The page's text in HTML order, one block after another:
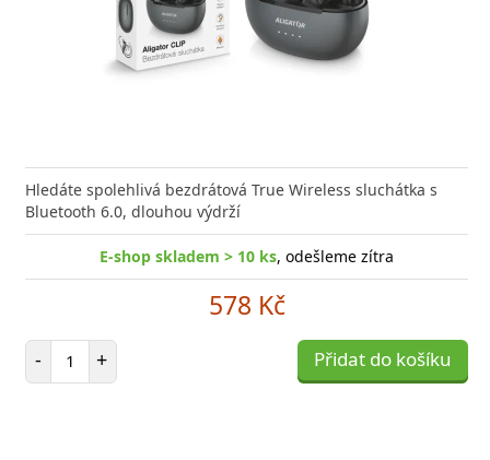
Hledáte spolehlivá bezdrátová True Wireless sluchátka s
Bluetooth 6.0, dlouhou výdrží
E-shop skladem > 10 ks, odešleme zítra
578 Kč
- Počet položek
+ Přidat do košíku